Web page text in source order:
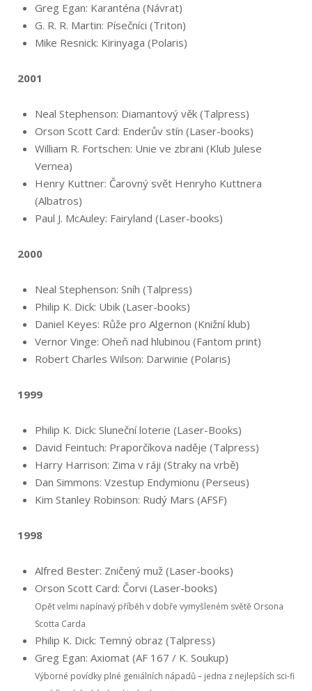
Greg Egan: Karanténa (Návrat)
G. R. R. Martin: Písečníci (Triton)
Mike Resnick: Kirinyaga (Polaris)
2001
Neal Stephenson: Diamantový věk (Talpress)
Orson Scott Card: Enderův stín (Laser-books)
William R. Fortschen: Unie ve zbrani (Klub Julese
Vernea)
Henry Kuttner: Čarovný svět Henryho Kuttnera
(Albatros)
Paul J. McAuley: Fairyland (Laser-books)
2000
Neal Stephenson: Sníh (Talpress)
Philip K. Dick: Ubik (Laser-books)
Daniel Keyes: Růže pro Algernon (Knižní klub)
Vernor Vinge: Oheň nad hlubinou (Fantom print)
Robert Charles Wilson: Darwinie (Polaris)
1999
Philip K. Dick: Sluneční loterie (Laser-Books)
David Feintuch: Praporčíkova naděje (Talpress)
Harry Harrison: Zima v ráji (Straky na vrbě)
Dan Simmons: Vzestup Endymionu (Perseus)
Kim Stanley Robinson: Rudý Mars (AFSF)
1998
Alfred Bester: Zničený muž (Laser-books)
Orson Scott Card: Čorvi (Laser-books)
Opět velmi napínavý příběh v dobře vymyšleném světě Orsona
Scotta Carda
Philip K. Dick: Temný obraz (Talpress)
Greg Egan: Axiomat (AF 167 / K. Soukup)
Výborné povídky plné geniálních nápadů – jedna z nejlepších sci-fi